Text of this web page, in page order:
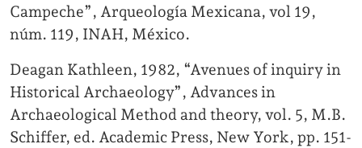
Campeche”, Arqueología Mexicana, vol 19,
núm. 119, INAH, México.
Deagan Kathleen, 1982, “Avenues of inquiry in
Historical Archaeology”, Advances in
Archaeological Method and theory, vol. 5, M.B.
Schiffer, ed. Academic Press, New York, pp. 151-